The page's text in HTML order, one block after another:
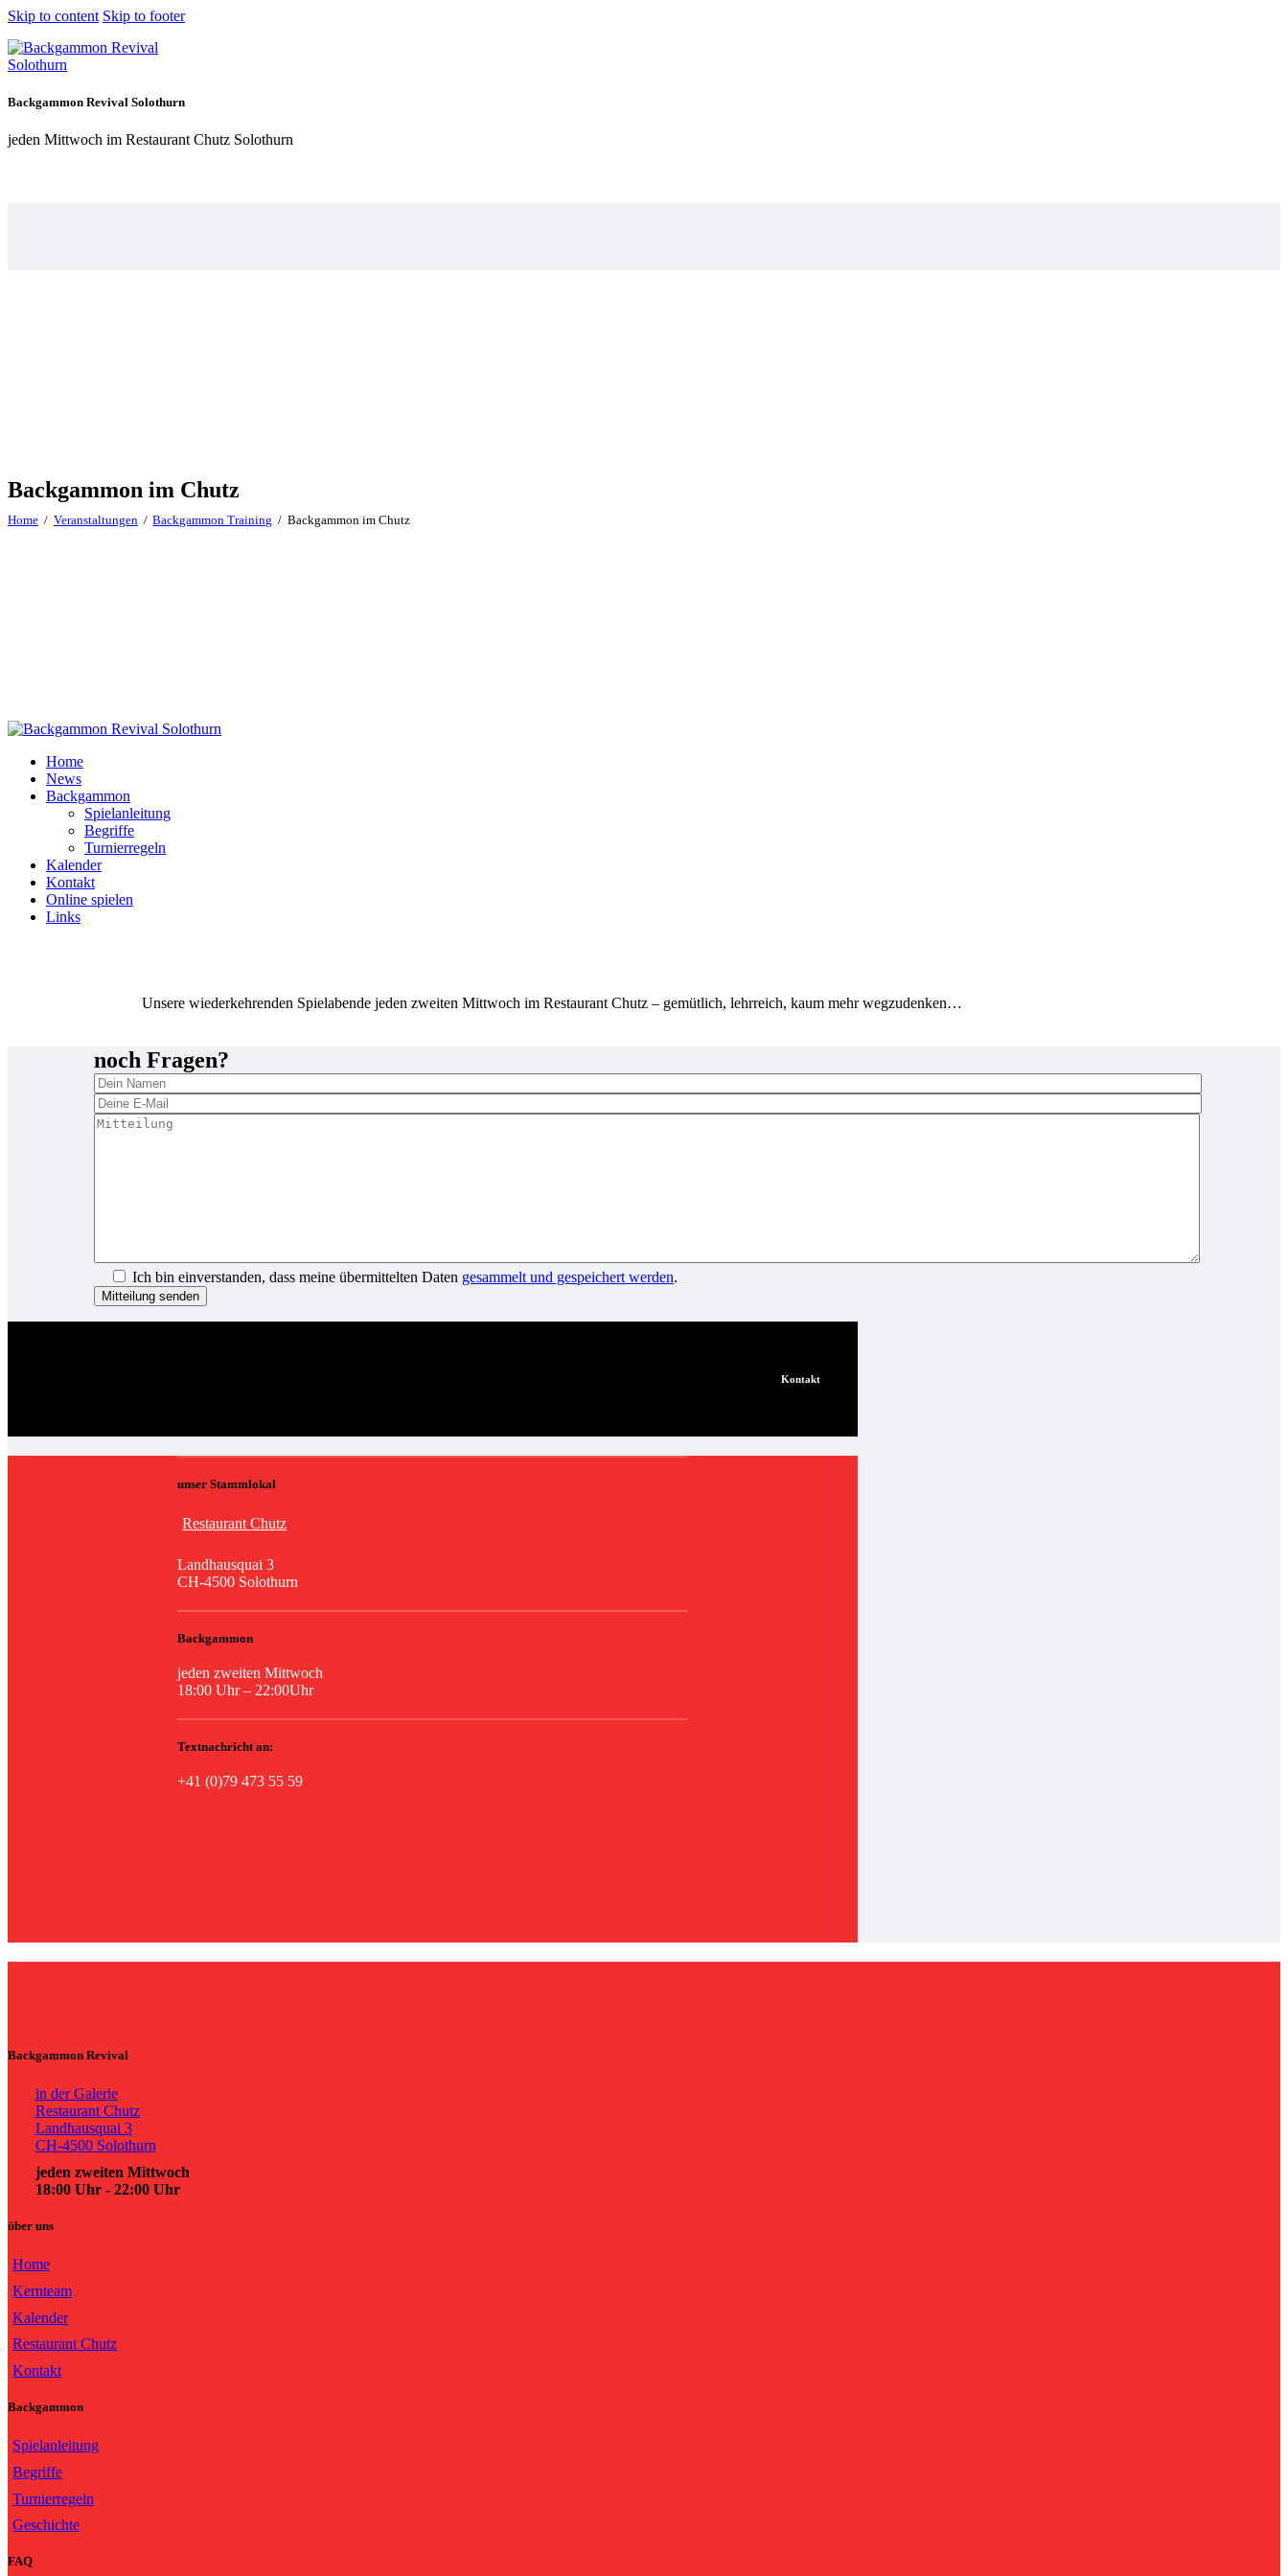
Skip to content Skip to footer
Backgammon Revival Solothurn
jeden Mittwoch im Restaurant Chutz Solothurn
Backgammon im Chutz
Home Veranstaltungen Backgammon Training Backgammon im Chutz
Home
News
Backgammon
Spielanleitung
Begriffe
Turnierregeln
Kalender
Kontakt
Online spielen
Links
Unsere wiederkehrenden Spielabende jeden zweiten Mittwoch im Restaurant Chutz – gemütlich, lehrreich, kaum mehr wegzudenken…
noch Fragen?
Ich bin einverstanden, dass meine übermittelten Daten gesammelt und gespeichert werden.
Kontakt
unser Stammlokal
Restaurant Chutz
Landhausquai 3
CH-4500 Solothurn
Backgammon
jeden zweiten Mittwoch
18:00 Uhr – 22:00Uhr
Textnachricht an:
+41 (0)79 473 55 59
Backgammon Revival
in der Galerie
Restaurant Chutz
Landhausquai 3
CH-4500 Solothurn
jeden zweiten Mittwoch
18:00 Uhr - 22:00 Uhr
über uns
Home
Kernteam
Kalender
Restaurant Chutz
Kontakt
Backgammon
Spielanleitung
Begriffe
Turnierregeln
Geschichte
FAQ